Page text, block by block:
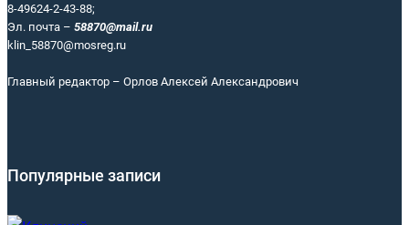
8-49624-2-43-88;
Эл. почта – 58870@mail.ru
klin_58870@mosreg.ru
Главный редактор – Орлов Алексей Александрович
Популярные записи